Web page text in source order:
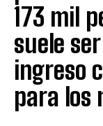
173 mil
suele
ingreso
para los